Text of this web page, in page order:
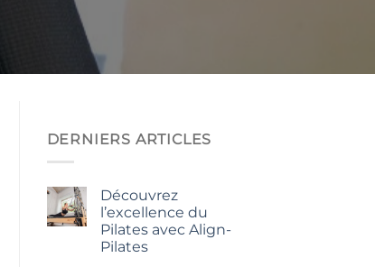
DERNIERS ARTICLES
Découvrez
l’excellence du
Pilates avec Align-
Pilates